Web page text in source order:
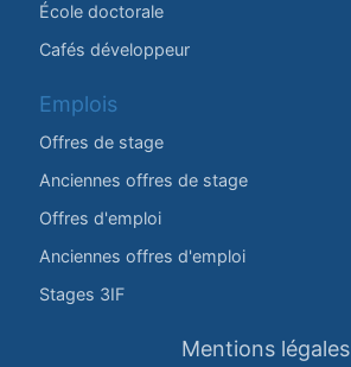
École doctorale
Cafés développeur
Emplois
Offres de stage
Anciennes offres de stage
Offres d'emploi
Anciennes offres d'emploi
Stages 3IF
Mentions légales